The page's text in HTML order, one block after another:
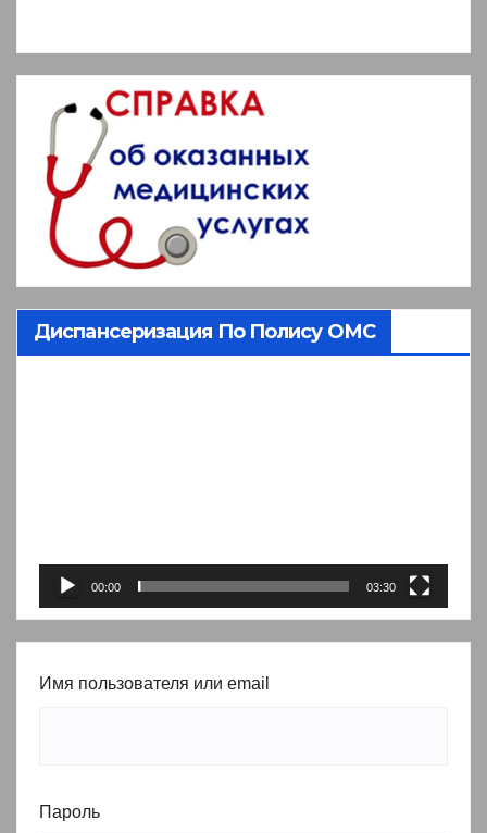
Диспансеризация По Полису ОМС
00:00 03:30
Имя пользователя или email
Пароль